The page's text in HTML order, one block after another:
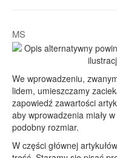
MS
We wprowadzeniu,
lidem, umieszczamy
zapowiedź zawartości
aby wprowadzenia miały
podobny rozmiar.
W części głównej